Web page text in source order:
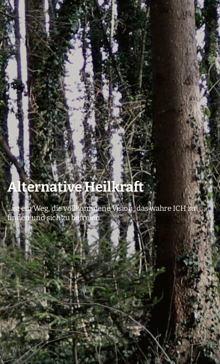
Alternative Heilkraft
...ist ein Weg, die vollkommene Vision, das wahre ICH zu
finden und sich zu befreien.